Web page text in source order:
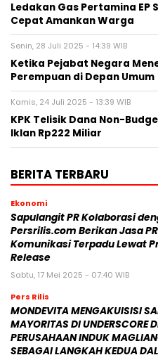
Ledakan Gas Pertamina EP
Cepat Amankan Warga
Senin, 28 Juli 2025 - 14:39 WIB
Ketika Pejabat Negara
Perempuan di Depan Umum
Kamis, 24 Juli 2025 - 13:39 WIB
KPK Telisik Dana Non-
Iklan Rp222 Miliar
BERITA TERBARU
Ekonomi
Sapulangit PR Kolaborasi
Persrilis.com Berikan Jasa
Komunikasi Terpadu Lewat
Release
Sabtu, 17 Mei 2025 - 07:40 WIB
Pers Rilis
MONDEVITA MENGAKUISISI
MAYORITAS DI UNDERSCORE
PERUSAHAAN INDUK
SEBAGAI LANGKAH KEDUA